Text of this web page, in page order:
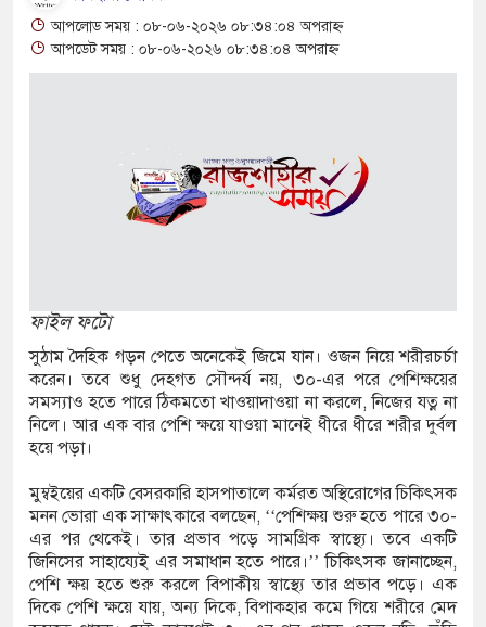
ইয়াবা, ট্যাপেন্টাডল ট্যাবলেট সহ মাদক কারবারী
থেকে দ্বিতীয় দিন শেষ করল বাংলাদেশ
ইয়ুথ চেঞ্জমেকার্স নেটওয়ার্কের উদ্যোগে
বৃক্ষরোপণ ও চারা বিতরণ কর্মসূচির উদ্বোধন
আক্রান্ত অসহায় রোগীর পাশে পুঠিয়ার এসিল্যান্ড
পরিচয়ে দুইজন আটক, আবারও
দিচ্ছেন ‘মতিউর’! সন্দেহজনক চলাফেরায় প্রশ্ন
আপলোড সময় : ০৮-০৬-২০২৬ ০৮:৩৪:০৪ অপরাহ্ন
আপডেট সময় : ০৮-০৬-২০২৬ ০৮:৩৪:০৪ অপরাহ্ন
ফাইল ফটো
সুঠাম দৈহিক গড়ন পেতে অনেকেই জিমে যান। ওজন নিয়ে শরীরচর্চা
করেন। তবে শুধু দেহগত সৌন্দর্য নয়, ৩০-এর পরে পেশিক্ষয়ের
সমস্যাও হতে পারে ঠিকমতো খাওয়াদাওয়া না করলে, নিজের যত্ন না
নিলে। আর এক বার পেশি ক্ষয়ে যাওয়া মানেই ধীরে ধীরে শরীর দুর্বল
হয়ে পড়া।
মুম্বইয়ের একটি বেসরকারি হাসপাতালে কর্মরত অস্থিরোগের চিকিৎসক
মনন ভোরা এক সাক্ষাৎকারে বলছেন, ‘‘পেশিক্ষয় শুরু হতে পারে ৩০-
এর পর থেকেই। তার প্রভাব পড়ে সামগ্রিক স্বাস্থ্যে। তবে একটি
জিনিসের সাহায্যেই এর সমাধান হতে পারে।’’ চিকিৎসক জানাচ্ছেন,
পেশি ক্ষয় হতে শুরু করলে বিপাকীয় স্বাস্থ্যে তার প্রভাব পড়ে। এক
দিকে পেশি ক্ষয়ে যায়, অন্য দিকে, বিপাকহার কমে গিয়ে শরীরে মেদ